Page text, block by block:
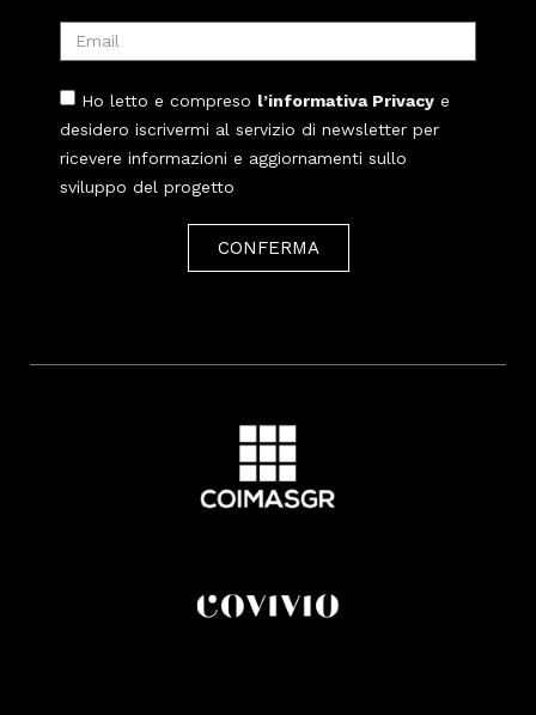
Ho letto e compreso l’informativa Privacy e
desidero iscrivermi al servizio di newsletter per
ricevere informazioni e aggiornamenti sullo
sviluppo del progetto
CONFERMA